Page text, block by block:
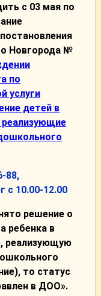
с 03 мая по
Новгорода №
по
услуги
детей в
реализующие
88,
с 10.00-12.00
решение о
ребенка в
реализующую
то статус
в ДОО».